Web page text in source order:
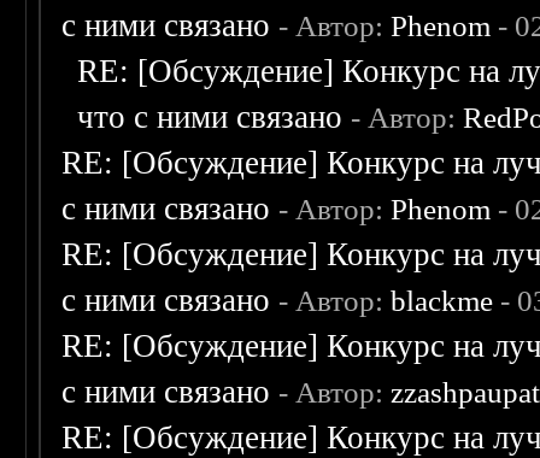
с ними связано - Автор:Phenom -
RE: [Обсуждение] Конкурс на
что с ними связано - Автор:
RE: [Обсуждение] Конкурс на
с ними связано - Автор:Phenom -
RE: [Обсуждение] Конкурс на
с ними связано - Автор:blackme -
RE: [Обсуждение] Конкурс на
с ними связано - Автор: zzashpaupat
RE: [Обсуждение] Конкурс на